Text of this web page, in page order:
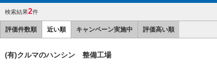
検索結果2件
評価件数順 近い順 キャンペーン実施中 評価高い順
(有)クルマのハンシン 整備工場